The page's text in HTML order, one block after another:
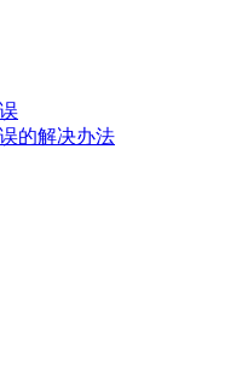
的解决办法